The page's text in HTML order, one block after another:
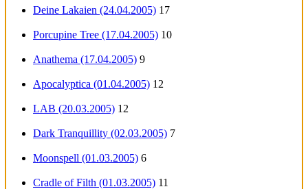
Deine Lakaien (24.04.2005) 17
Porcupine Tree (17.04.2005) 10
Anathema (17.04.2005) 9
Apocalyptica (01.04.2005) 12
LAB (20.03.2005) 12
Dark Tranquillity (02.03.2005) 7
Moonspell (01.03.2005) 6
Cradle of Filth (01.03.2005) 11